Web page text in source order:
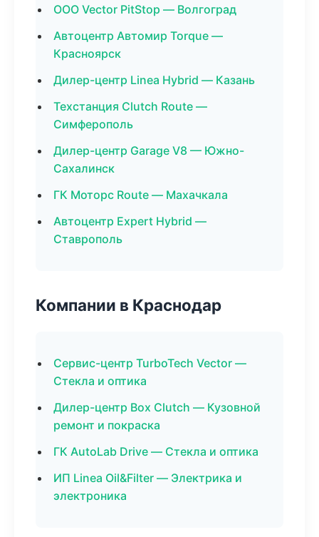
ООО Vector PitStop — Волгоград
Автоцентр Автомир Torque —
Красноярск
Дилер-центр Linea Hybrid — Казань
Техстанция Clutch Route —
Симферополь
Дилер-центр Garage V8 — Южно-
Сахалинск
ГК Моторс Route — Махачкала
Автоцентр Expert Hybrid —
Ставрополь
Компании в Краснодар
Сервис-центр TurboTech Vector —
Стекла и оптика
Дилер-центр Box Clutch — Кузовной
ремонт и покраска
ГК AutoLab Drive — Стекла и оптика
ИП Linea Oil&Filter — Электрика и
электроника